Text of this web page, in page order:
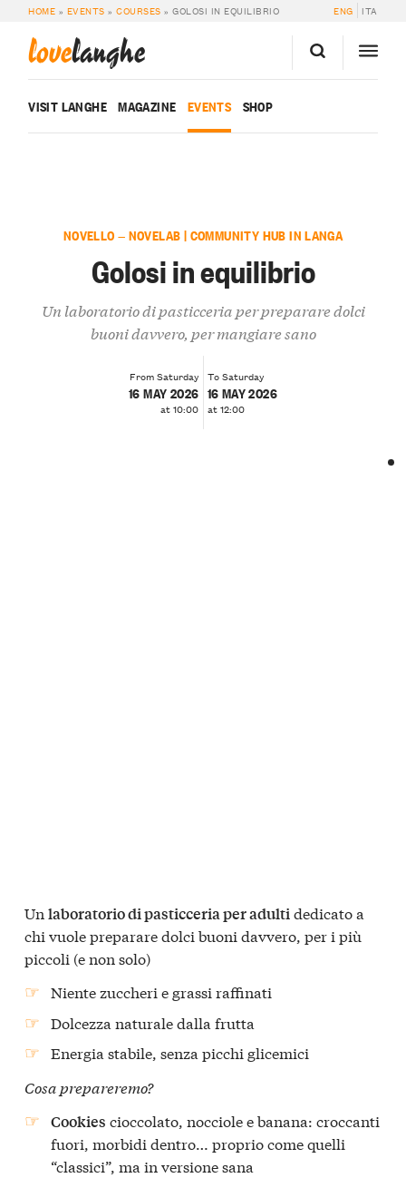
HOME » EVENTS »COURSES »GOLOSI IN EQUILIBRIO ENG ITA
lovelanghe
VISIT LANGHE MAGAZINE EVENTS SHOP
NOVELLO — NOVELAB | COMMUNITY HUB IN LANGA
Golosi in equilibrio
Un laboratorio di pasticceria per preparare dolci
buoni davvero, per mangiare sano
From Saturday
16 MAY 2026
at 10:00
To Saturday
16 MAY 2026
at 12:00
Un laboratorio di pasticceria per adultidedicato a
chi vuole preparare dolci buoni davvero, per i più
piccoli (e non solo)
Niente zuccheri e grassi raffinati
Dolcezza naturale dalla frutta
Energia stabile, senza picchi glicemici
Cosa prepareremo?
Cookies cioccolato, nocciole e banana: croccanti
fuori, morbidi dentro… proprio come quelli
“classici”, ma in versione sana